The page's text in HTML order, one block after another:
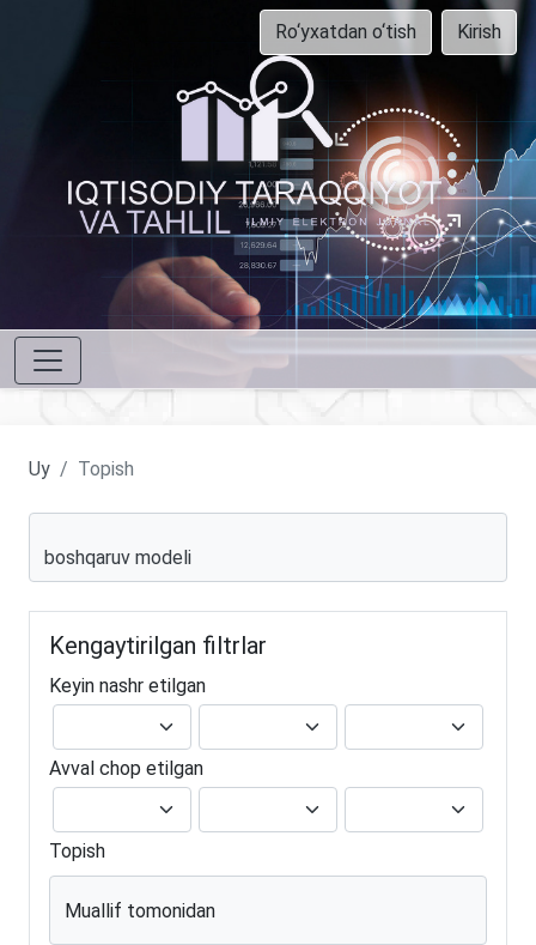
Ro‘yxatdan o‘tish Kirish
Uy Topish
Kengaytirilgan filtrlar
Keyin nashr etilgan
Avval chop etilgan
Topish
Muallif tomonidan